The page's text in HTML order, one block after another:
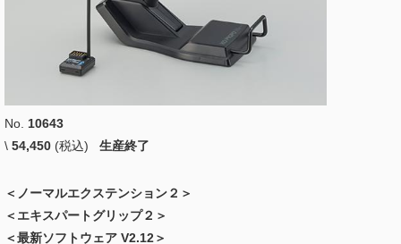
No. 10643
\ 54,450 (税込) 生産終了
＜ノーマルエクステンション２​＞
＜エキスパートグリップ２＞
＜最新ソフトウェア V2.12＞